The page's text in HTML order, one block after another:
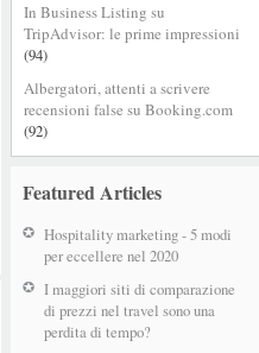
In Business Listing su
TripAdvisor: le prime impressioni
(94)
Albergatori, attenti a scrivere
recensioni false su Booking.com
(92)
Featured Articles
Hospitality marketing - 5 modi
per eccellere nel 2020
I maggiori siti di comparazione
di prezzi nel travel sono una
perdita di tempo?